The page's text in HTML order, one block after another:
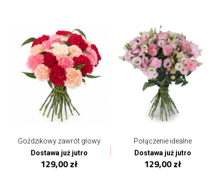
Goździkowy zawrót głowy
Dostawa już jutro
129,00 zł
Połączenie idealne
Dostawa już jutro
129,00 zł